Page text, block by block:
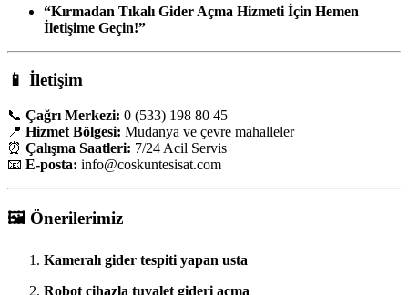
“Kırmadan Tıkalı Gider Açma Hizmeti İçin Hemen
İletişime Geçin!”
📱 İletişim
📞 Çağrı Merkezi: 0 (533) 198 80 45
📍 Hizmet Bölgesi: Mudanya ve çevre mahalleler
⏰ Çalışma Saatleri: 7/24 Acil Servis
📧 E-posta: info@coskuntesisat.com
🖼️ Önerilerimiz
Kameralı gider tespiti yapan usta
Robot cihazla tuvalet gideri açma